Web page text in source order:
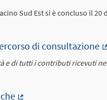
Sud Est si è concluso il
di consultazione
e di tutti i contributi ricevuti